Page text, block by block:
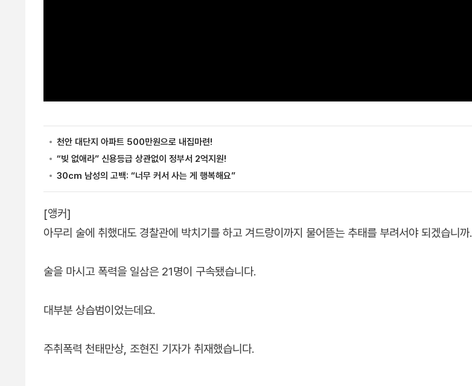
[앵커]
아무리 술에 취했대도 경찰관에 박치기를 하고 겨드랑이까지 물어뜯는 추태를 부려서야 되겠습니까.
술을 마시고 폭력을 일삼은 21명이 구속됐습니다.
대부분 상습범이었는데요.
주취폭력 천태만상, 조현진 기자가 취재했습니다.